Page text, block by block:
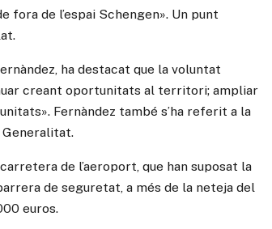
de l’espai Schengen». Un punt
ha destacat que la voluntat
creant oportunitats al territori; ampliar
Fernàndez també s’ha referit a la
Generalitat.
de l’aeroport, que han suposat la
de seguretat, a més de la neteja del
euros.